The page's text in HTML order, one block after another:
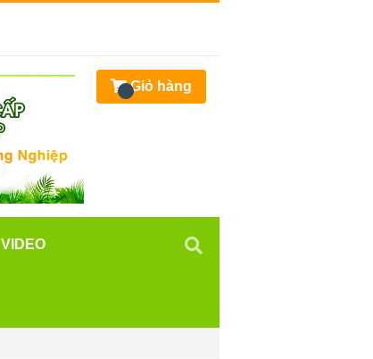
Giỏ hàng
VIDEO